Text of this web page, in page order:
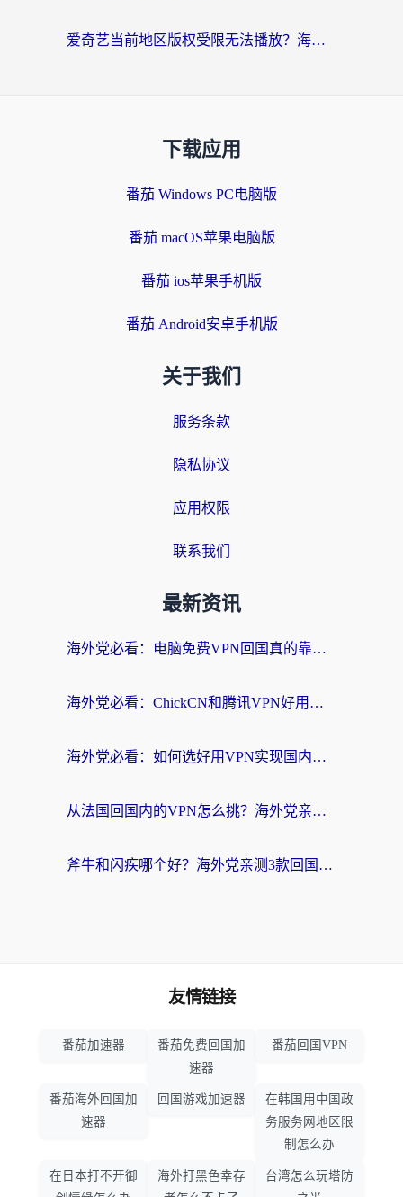
爱奇艺当前地区版权受限无法播放？海外党追剧看电影的终极解决方案来了
下载应用
番茄 Windows PC电脑版
番茄 macOS苹果电脑版
番茄 ios苹果手机版
番茄 Android安卓手机版
关于我们
服务条款
隐私协议
应用权限
联系我们
最新资讯
海外党必看：电脑免费VPN回国真的靠谱吗？附实测对比与最优方案指南
海外党必看：ChickCN和腾讯VPN好用吗？3招选对回国加速器，告别地区限制
海外党必看：如何选好用VPN实现国内资源无缝访问？从越南到全球都适用
从法国回国内的VPN怎么挑？海外党亲测：稳定、多端、安全才是关键
斧牛和闪疾哪个好？海外党亲测3款回国加速器，教你选到不踩坑的那一款
友情链接
番茄加速器
番茄免费回国加
速器
番茄回国VPN
番茄海外回国加
速器
回国游戏加速器
在韩国用中国政
务服务网地区限
制怎么办
在日本打不开御
海外打黑色幸存
台湾怎么玩塔防